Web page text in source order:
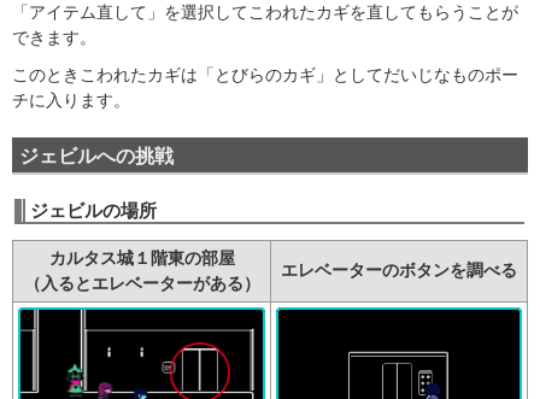
「アイテム直して」を選択してこわれたカギを直してもらうことが
できます。
このときこわれたカギは「とびらのカギ」としてだいじなものポー
チに入ります。
ジェビルへの挑戦
ジェビルの場所
カルタス城１階東の部屋
（入るとエレベーターがある）
エレベーターのボタンを調べる